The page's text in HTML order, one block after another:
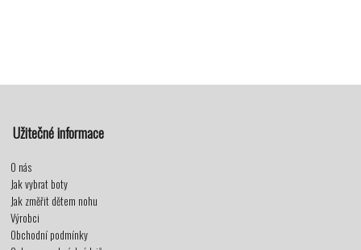
Užitečné informace
O nás
Jak vybrat boty
Jak změřit dětem nohu
Výrobci
Obchodní podmínky